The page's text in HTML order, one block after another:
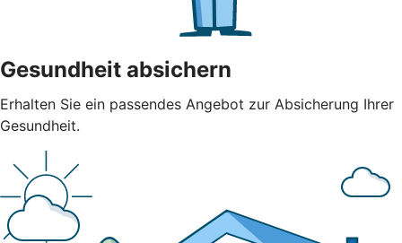
Gesundheit absichern
Erhalten Sie ein passendes Angebot zur Absicherung Ihrer
Gesundheit.